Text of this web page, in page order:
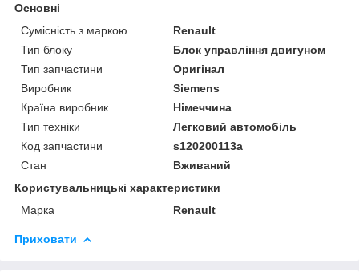
Основні
Сумісність з маркою
Renault
Тип блоку
Блок управління двигуном
Тип запчастини
Оригінал
Виробник
Siemens
Країна виробник
Німеччина
Тип техніки
Легковий автомобіль
Код запчастини
s120200113a
Стан
Вживаний
Користувальницькі характеристики
Марка
Renault
Приховати